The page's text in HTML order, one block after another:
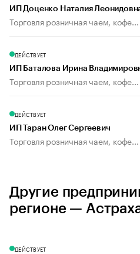
ИП Доценко Наталия
Торговля розничная чаем, кофе...
ДЕЙСТВУЕТ
ИП Баталова Ирина
Торговля розничная чаем, кофе...
ДЕЙСТВУЕТ
ИП Таран Олег Сергеевич
Торговля розничная чаем, кофе...
Другие
регионе —
ДЕЙСТВУЕТ